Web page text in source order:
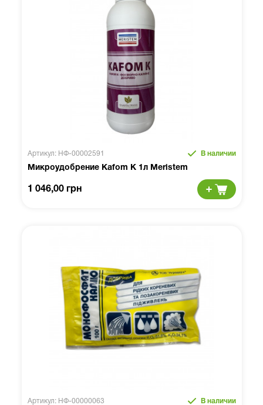
Артикул: НФ-00002591 В наличии
Микроудобрение Kafom K 1л Meristem
1 046,00 грн
Артикул: НФ-00000063 В наличии